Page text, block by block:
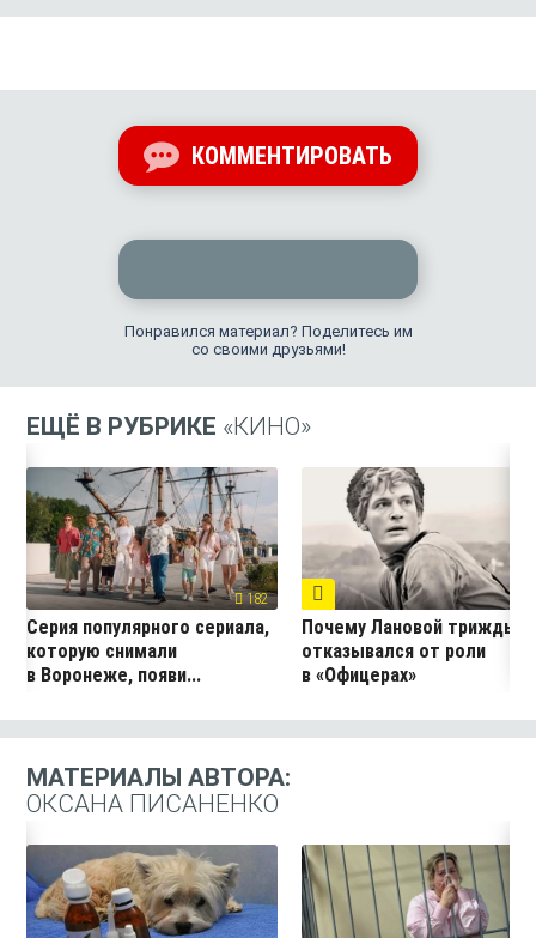
КОММЕНТИРОВАТЬ
Понравился материал? Поделитесь им
со своими друзьями!
ЕЩЁ В РУБРИКЕ «КИНО»
182
Серия популярного сериала,
которую снимали
в Воронеже, появи...
Почему Лановой трижды
отказывался от роли
в «Офицерах»
МАТЕРИАЛЫ АВТОРА:
ОКСАНА ПИСАНЕНКО